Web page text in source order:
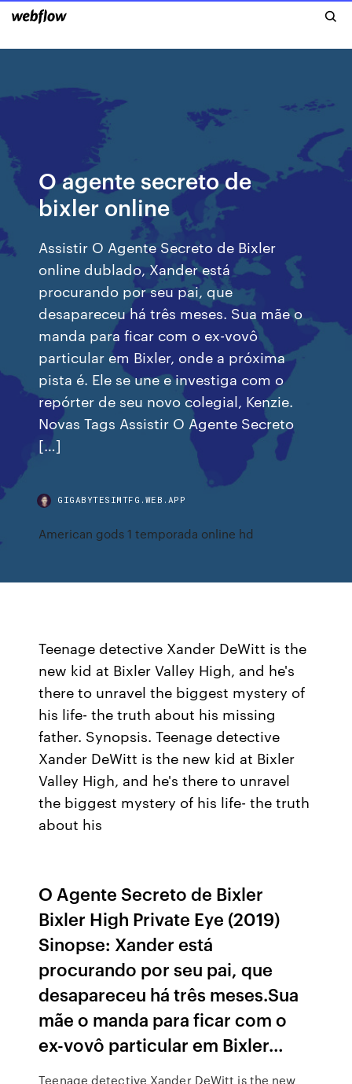
O agente secreto de
bixler online
Assistir O Agente Secreto de Bixler
online dublado, Xander está
procurando por seu pai, que
desapareceu há três meses. Sua mãe o
manda para ficar com o ex-vovô
particular em Bixler, onde a próxima
pista é. Ele se une e investiga com o
repórter de seu novo colegial, Kenzie.
Novas Tags Assistir O Agente Secreto
[…]
GIGABYTESIMTFG.WEB.APP
American gods 1 temporada online hd
Teenage detective Xander DeWitt is the
new kid at Bixler Valley High, and he's
there to unravel the biggest mystery of
his life- the truth about his missing
father. Synopsis. Teenage detective
Xander DeWitt is the new kid at Bixler
Valley High, and he's there to unravel
the biggest mystery of his life- the truth
about his
O Agente Secreto de Bixler
Bixler High Private Eye (2019)
Sinopse: Xander está
procurando por seu pai, que
desapareceu há três meses.Sua
mãe o manda para ficar com o
ex-vovô particular em Bixler…
Teenage detective Xander DeWitt is the new